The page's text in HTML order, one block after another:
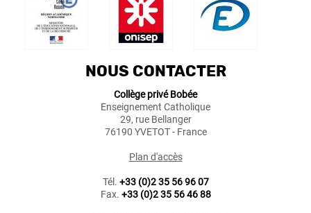
NOUS CONTACTER
Collège privé Bobée
Enseignement Catholique
29, rue Bellanger
76190 YVETOT - France
Plan d'accès
Tél. +33 (0)2 35 56 96 07
Fax. +33 (0)2 35 56 46 88